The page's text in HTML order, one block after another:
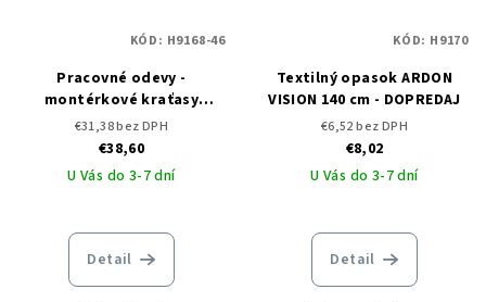
Pracovné odevy -
montérkové kraťasy
ARDON VISION
€31,38 bez DPH
€38,60
U Vás do 3-7 dní
Detail
KÓD: H9168-46
Textilný opasok ARDON
VISION 140 cm - DOPREDAJ
€6,52 bez DPH
€8,02
U Vás do 3-7 dní
Detail
KÓD: H9170